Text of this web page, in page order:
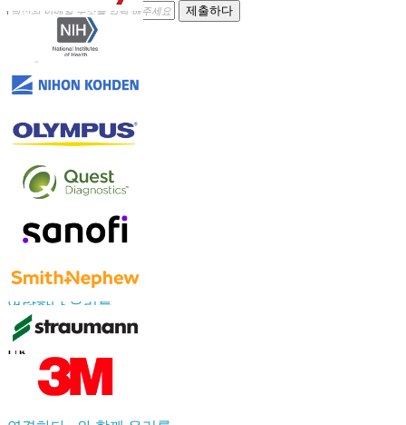
제출하다
신뢰하다 온라인
연락하다 우리를
US +1 833 909 2966 ( Toll Free )
UK
APAC+91 744 740 1245
sales@fortunebusinessinsights.com